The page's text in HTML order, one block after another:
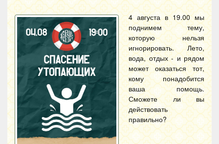
4 августа в 19.00 мы
поднимем тему,
которую нельзя
игнорировать. Лето,
вода, отдых - и рядом
может оказаться тот,
кому понадобится
ваша помощь.
Сможете ли вы
действовать
правильно?